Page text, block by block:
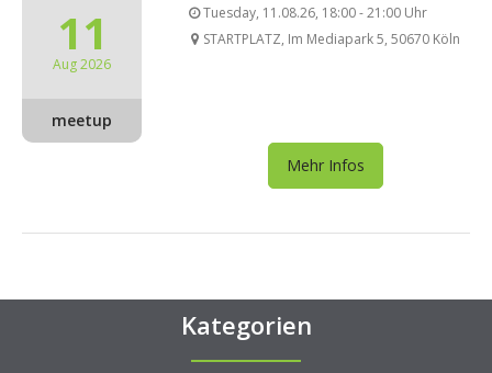
11
Aug 2026
meetup
Tuesday, 11.08.26, 18:00 - 21:00 Uhr
STARTPLATZ, Im Mediapark 5, 50670 Köln
Mehr Infos
Kategorien